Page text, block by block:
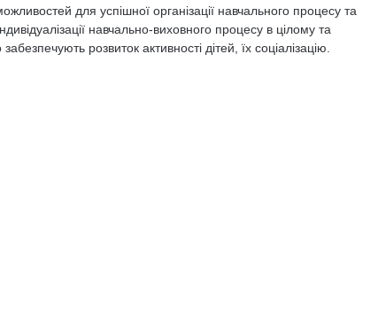
для успішної організації навчального процесу та
навчально-виховного процесу в цілому та
розвиток активності дітей, їх соціалізацію.